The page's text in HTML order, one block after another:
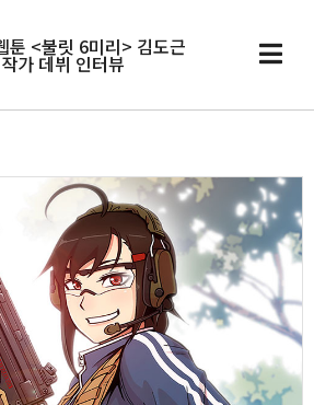
툰 <불릿 6미리> 김도근
작가 데뷔 인터뷰